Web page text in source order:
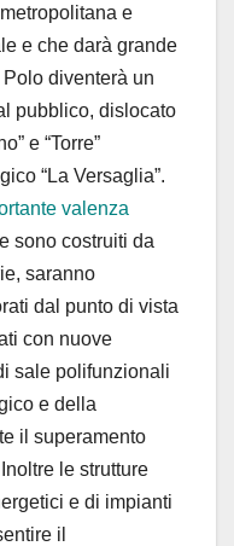
e
e che darà grande
diventerà un
pubblico, dislocato
e “Torre”
“La Versaglia”.
valenza
e sono costruiti da
saranno
dal punto di vista
con nuove
sale polifunzionali
e della
il superamento
le strutture
e di impianti
il